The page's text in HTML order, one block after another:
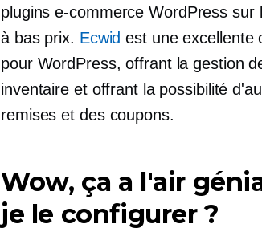
plugins e-commerce WordPress
à bas prix. Ecwid est une excellente
pour WordPress, offrant la gestion
inventaire et offrant la possibilité
remises et des coupons.
Wow, ça a l'air
je le configurer ?